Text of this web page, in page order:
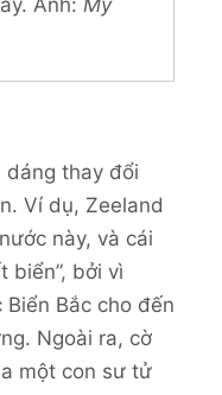
dáng thay đổi
Ví dụ, Zeeland
này, và cái
biển”, bởi vì
Bắc cho đến
Ngoài ra, cờ
một con sư tử